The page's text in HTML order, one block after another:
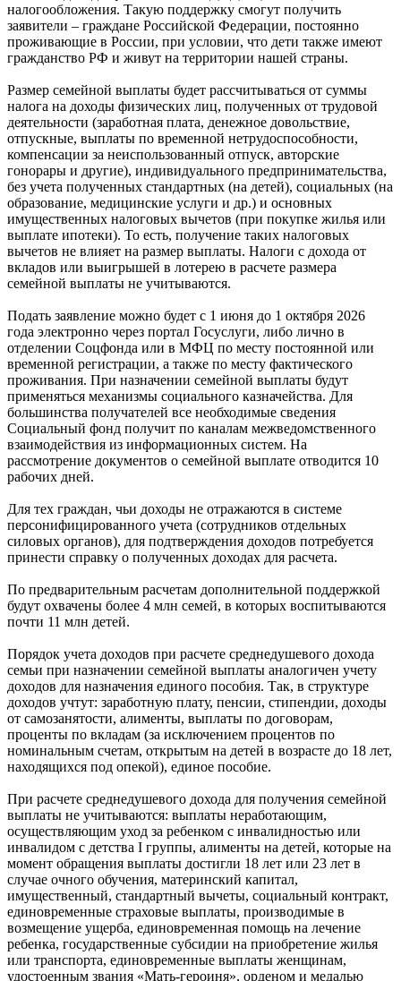
налогообложения. Такую поддержку смогут получить
заявители – граждане Российской Федерации, постоянно
проживающие в России, при условии, что дети также имеют
гражданство РФ и живут на территории нашей страны.
Размер семейной выплаты будет рассчитываться от суммы
налога на доходы физических лиц, полученных от трудовой
деятельности (заработная плата, денежное довольствие,
отпускные, выплаты по временной нетрудоспособности,
компенсации за неиспользованный отпуск, авторские
гонорары и другие), индивидуального предпринимательства,
без учета полученных стандартных (на детей), социальных (на
образование, медицинские услуги и др.) и основных
имущественных налоговых вычетов (при покупке жилья или
выплате ипотеки). То есть, получение таких налоговых
вычетов не влияет на размер выплаты. Налоги с дохода от
вкладов или выигрышей в лотерею в расчете размера
семейной выплаты не учитываются.
Подать заявление можно будет с 1 июня до 1 октября 2026
года электронно через портал Госуслуги, либо лично в
отделении Соцфонда или в МФЦ по месту постоянной или
временной регистрации, а также по месту фактического
проживания. При назначении семейной выплаты будут
применяться механизмы социального казначейства. Для
большинства получателей все необходимые сведения
Социальный фонд получит по каналам межведомственного
взаимодействия из информационных систем. На
рассмотрение документов о семейной выплате отводится 10
рабочих дней.
Для тех граждан, чьи доходы не отражаются в системе
персонифицированного учета (сотрудников отдельных
силовых органов), для подтверждения доходов потребуется
принести справку о полученных доходах для расчета.
По предварительным расчетам дополнительной поддержкой
будут охвачены более 4 млн семей, в которых воспитываются
почти 11 млн детей.
Порядок учета доходов при расчете среднедушевого дохода
семьи при назначении семейной выплаты аналогичен учету
доходов для назначения единого пособия. Так, в структуре
доходов учтут: заработную плату, пенсии, стипендии, доходы
от самозанятости, алименты, выплаты по договорам,
проценты по вкладам (за исключением процентов по
номинальным счетам, открытым на детей в возрасте до 18 лет,
находящихся под опекой), единое пособие.
При расчете среднедушевого дохода для получения семейной
выплаты не учитываются: выплаты неработающим,
осуществляющим уход за ребенком с инвалидностью или
инвалидом с детства I группы, алименты на детей, которые на
момент обращения выплаты достигли 18 лет или 23 лет в
случае очного обучения, материнский капитал,
имущественный, стандартный вычеты, социальный контракт,
единовременные страховые выплаты, производимые в
возмещение ущерба, единовременная помощь на лечение
ребенка, государственные субсидии на приобретение жилья
или транспорта, единовременные выплаты женщинам,
удостоенным звания «Мать-героиня», орденом и медалью